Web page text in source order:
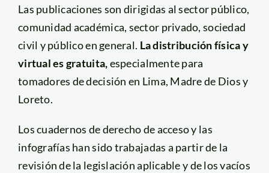
Las publicaciones son dirigidas al sector público,
comunidad académica, sector privado, sociedad
civil y público en general. La distribución física y
virtual es gratuita,especialmente para
tomadores de decisión en Lima, Madre de Dios y
Loreto.
Los cuadernos de derecho de acceso y las
infografías han sido trabajadas a partir de la
revisión de la legislación aplicable y de los vacíos